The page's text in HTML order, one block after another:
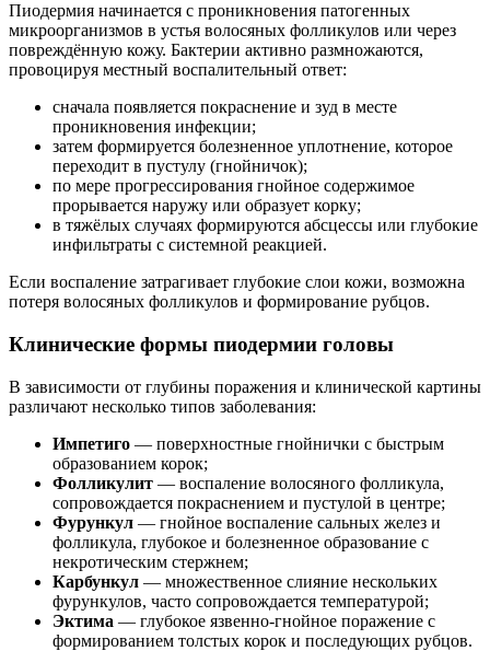
Пиодермия начинается с проникновения патогенных
микроорганизмов в устья волосяных фолликулов или через
повреждённую кожу. Бактерии активно размножаются,
провоцируя местный воспалительный ответ:
сначала появляется покраснение и зуд в месте
проникновения инфекции;
затем формируется болезненное уплотнение, которое
переходит в пустулу (гнойничок);
по мере прогрессирования гнойное содержимое
прорывается наружу или образует корку;
в тяжёлых случаях формируются абсцессы или глубокие
инфильтраты с системной реакцией.
Если воспаление затрагивает глубокие слои кожи, возможна
потеря волосяных фолликулов и формирование рубцов.
Клинические формы пиодермии головы
В зависимости от глубины поражения и клинической картины
различают несколько типов заболевания:
Импетиго — поверхностные гнойнички с быстрым
образованием корок;
Фолликулит — воспаление волосяного фолликула,
сопровождается покраснением и пустулой в центре;
Фурункул — гнойное воспаление сальных желез и
фолликула, глубокое и болезненное образование с
некротическим стержнем;
Карбункул — множественное слияние нескольких
фурункулов, часто сопровождается температурой;
Эктима — глубокое язвенно-гнойное поражение с
формированием толстых корок и последующих рубцов.